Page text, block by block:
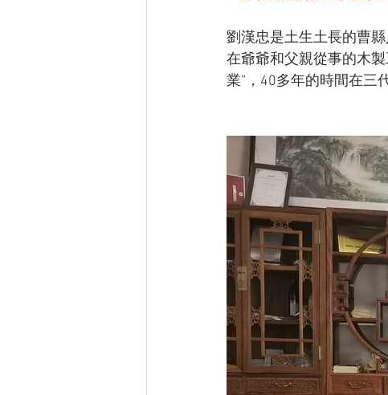
劉漢忠是土生土長的曹
在爺爺和父親從事的木
業”，40多年的時間在三